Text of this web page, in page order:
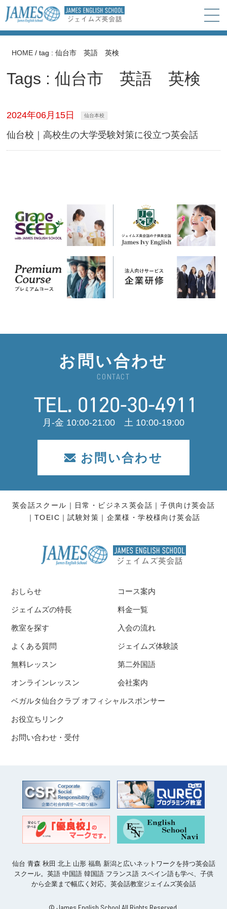
HOME /tag : 仙台市 英語 英検
Tags : 仙台市 英語 英検
2024年06月15日 仙台本校
仙台校｜高校生の大学受験対策に役立つ英会話
お問い合わせ
CONTACT
月-金 10:00-21:00 土 10:00-19:00
お問い合わせ
英会話スクール 日常・ビジネス英会話
子供向け英会話
TOEIC
試験対策 企業様・学校様向け英会話
おしらせ
ジェイムズの特長
教室を探す
コース案内
料金一覧
入会の流れ
よくある質問
無料レッスン
オンラインレッスン
ジェイムズ体験談
第二外国語
会社案内
ベガルタ仙台クラブ オフィシャルスポンサー
お役立ちリンク
お問い合わせ・受付
仙台 青森 秋田 北上 山形 福島 新潟と広いネットワークを持つ英会話
スクール。英語 中国語 韓国語 フランス語 スペイン語も学べ、子供
から企業まで幅広く対応。英会話教室ジェイムズ英会話
© James English School All Rights Reserved.